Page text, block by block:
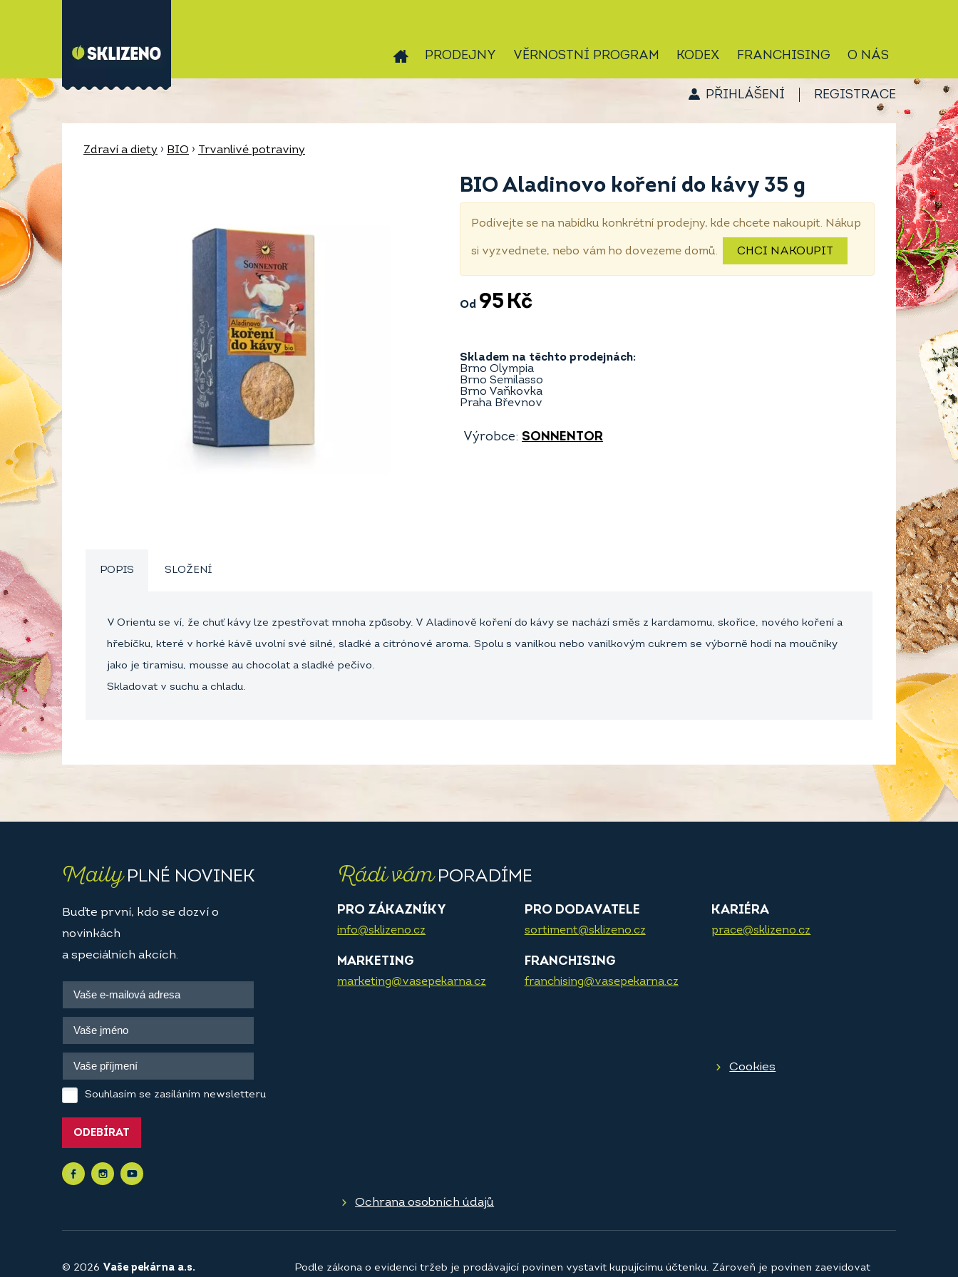
PRODEJNY VĚRNOSTNÍ PROGRAM KODEX FRANCHISING O NÁS
PŘIHLÁŠENÍ REGISTRACE
Zdraví a diety › BIO › Trvanlivé potraviny
BIO Aladinovo koření do kávy 35 g
Podívejte se na nabídku konkrétní prodejny, kde chcete nakoupit. Nákup
si vyzvednete, nebo vám ho dovezeme domů. CHCI NAKOUPIT
Od 95 Kč
Skladem na těchto prodejnách:
Brno Olympia
Brno Semilasso
Brno Vaňkovka
Praha Břevnov
Výrobce: SONNENTOR
POPIS SLOŽENÍ
V Orientu se ví, že chuť kávy lze zpestřovat mnoha způsoby. V Aladinově koření do kávy se nachází směs z kardamomu, skořice, nového koření a
hřebíčku, které v horké kávě uvolní své silné, sladké a citrónové aroma. Spolu s vanilkou nebo vanilkovým cukrem se výborně hodí na moučníky
jako je tiramisu, mousse au chocolat a sladké pečivo.
Skladovat v suchu a chladu.
MailyPLNÉ NOVINEK
Buďte první, kdo se dozví o
novinkách
a speciálních akcích.
Souhlasím se zasíláním newsletteru
ODEBÍRAT
Rádi vámPORADÍME
PRO ZÁKAZNÍKY
info@sklizeno.cz
PRO DODAVATELE
sortiment@sklizeno.cz
KARIÉRA
prace@sklizeno.cz
MARKETING
marketing@vasepekarna.cz
FRANCHISING
franchising@vasepekarna.cz
Cookies
Ochrana osobních údajů
© 2026 Vaše pekárna a.s. Podle zákona o evidenci tržeb je prodávající povinen vystavit kupujícímu účtenku. Zároveň je povinen zaevidovat